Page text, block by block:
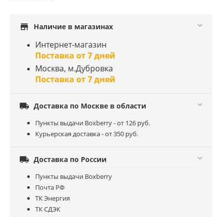
store Наличие в магазинах
Интернет-магазин
Поставка от 7 дней
Москва, м.Дубровка
Поставка от 7 дней
 Доставка по Москве в области
Пункты выдачи Boxberry - от 126 руб.
Курьерская доставка - от 350 руб.
 Доставка по России
Пункты выдачи Boxberry
Почта РФ
ТК Энергия
ТК СДЭК